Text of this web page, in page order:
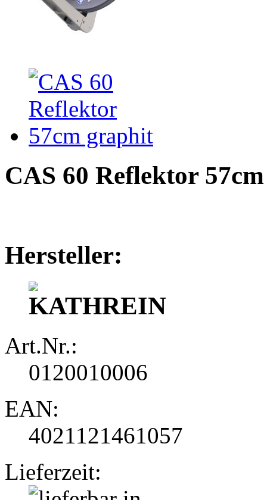
CAS 60 Reflektor
Hersteller:
Art.Nr.:
0120010006
EAN:
4021121461057
Lieferzeit: